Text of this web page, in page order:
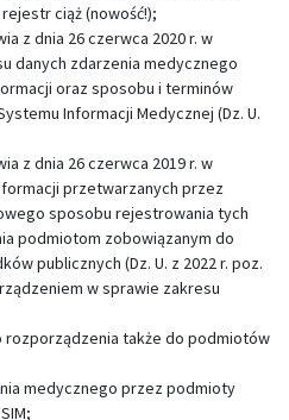
ciąż (nowość!);
z dnia 26 czerwca 2020 r. w
danych zdarzenia medycznego
oraz sposobu i terminów
Informacji Medycznej (Dz. U.
z dnia 26 czerwca 2019 r. w
przetwarzanych przez
sposobu rejestrowania tych
podmiotom zobowiązanym do
publicznych (Dz. U. z 2022 r. poz.
w sprawie zakresu
także do podmiotów
medycznego przez podmioty